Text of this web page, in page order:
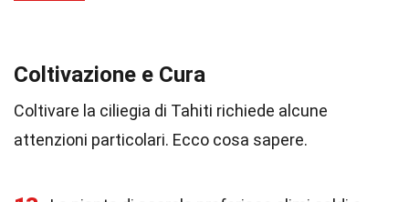
Coltivazione e Cura
Coltivare la ciliegia di Tahiti richiede alcune
attenzioni particolari. Ecco cosa sapere.